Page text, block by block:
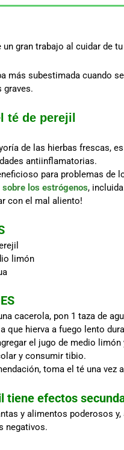
un gran trabajo al cuidar de
más subestimada cuando
graves.
té de perejil
de las hierbas frescas,
antiinflamatorias.
para problemas de
sobre los estrógenos,
con el mal aliento!
limón
cacerola, pon 1 taza de
que hierva a fuego lento
el jugo de medio limón
y consumir tibio.
toma el té una vez
tiene efectos
y alimentos poderosos
negativos.